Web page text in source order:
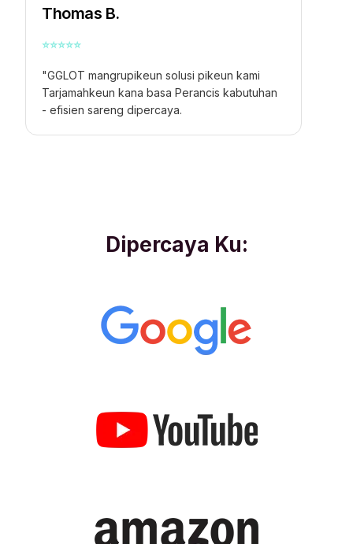
Thomas B.
⭐⭐⭐⭐⭐
"GGLOT mangrupikeun solusi pikeun kami
Tarjamahkeun kana basa Perancis kabutuhan
- efisien sareng dipercaya.
Dipercaya Ku: